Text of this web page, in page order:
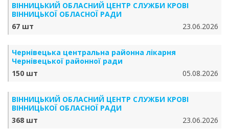
ВІННИЦЬКИЙ ОБЛАСНИЙ ЦЕНТР СЛУЖБИ КРОВІ
ВІННИЦЬКОЇ ОБЛАСНОЇ РАДИ
67 шт
23.06.2026
Чернівецька центральна районна лікарня
Чернівецької районної ради
150 шт
05.08.2026
ВІННИЦЬКИЙ ОБЛАСНИЙ ЦЕНТР СЛУЖБИ КРОВІ
ВІННИЦЬКОЇ ОБЛАСНОЇ РАДИ
368 шт
23.06.2026